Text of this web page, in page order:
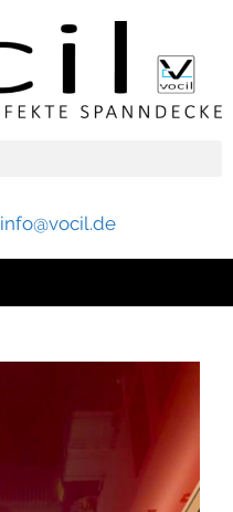
info@vocil.de